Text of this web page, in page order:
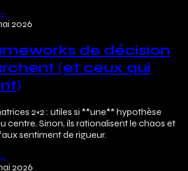
2026
de décision
(et ceux qui
2×2 : utiles si **une** hypothèse
centre. Sinon, ils rationalisent le chaos et
sentiment de rigueur.
2026